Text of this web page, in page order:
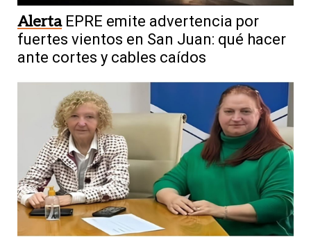
Alerta EPRE emite advertencia por
fuertes vientos en San Juan: qué hacer
ante cortes y cables caídos